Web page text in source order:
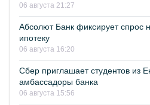
06 августа 21:27
Абсолют Банк фиксирует спрос
ипотеку
06 августа 16:20
Сбер приглашает студентов из
амбассадоры банка
06 августа 15:56